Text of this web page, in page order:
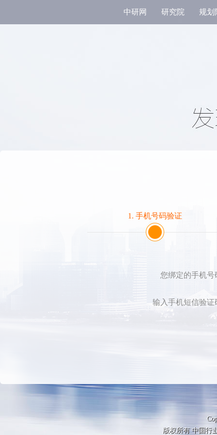
中研网 研究院 规划
1. 手机号码验证
您绑定的手机号
输入手机短信验证
版权所有 中国行